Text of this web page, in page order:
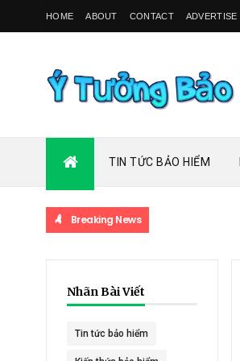
HOME ABOUT CONTACT ADVERTISE
TIN TỨC BẢO HIỂM
Breaking News
Nhãn Bài Viết
Tin tức bảo hiểm